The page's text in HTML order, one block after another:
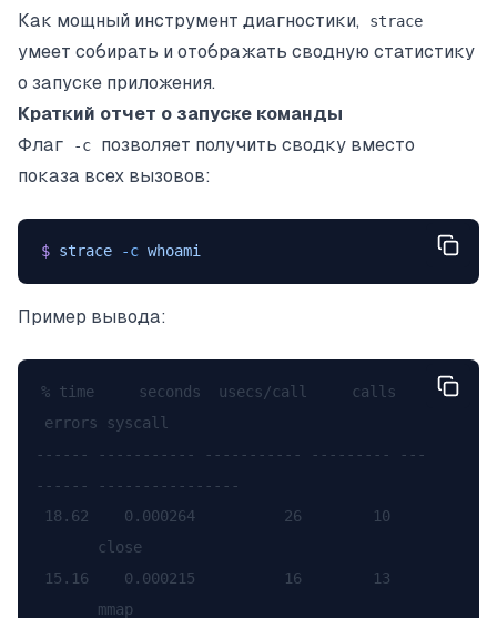
Как мощный инструмент диагностики, strace
умеет собирать и отображать сводную статистику
о запуске приложения.
Краткий отчет о запуске команды
Флаг
-c
позволяет получить сводку вместо
показа всех вызовов:
$ strace -c whoami
Пример вывода:
% time     seconds  usecs/call     calls
errors syscall
------ ----------- ----------- --------- ---
------ ----------------
       close
       mmap